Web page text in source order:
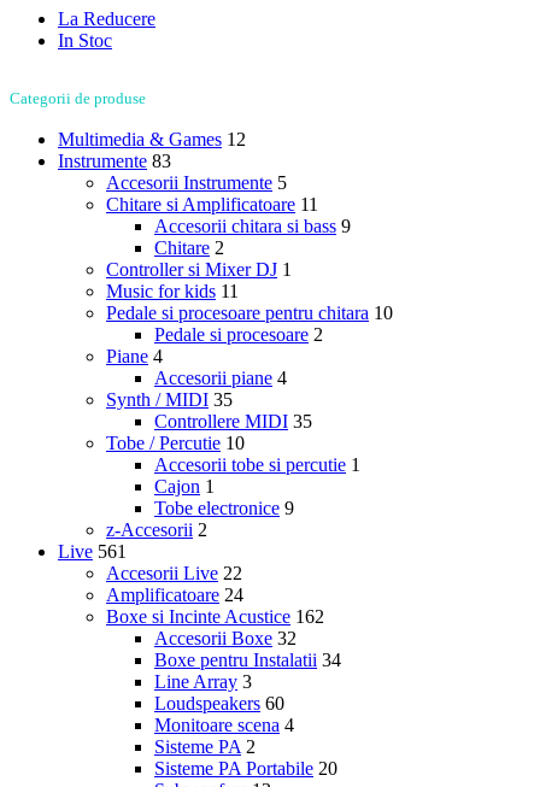
La Reducere
In Stoc
Categorii de produse
Multimedia & Games 12
Instrumente 83
Accesorii Instrumente 5
Chitare si Amplificatoare 11
Accesorii chitara si bass 9
Chitare 2
Controller si Mixer DJ 1
Music for kids 11
Pedale si procesoare pentru chitara 10
Pedale si procesoare 2
Piane 4
Accesorii piane 4
Synth / MIDI 35
Controllere MIDI 35
Tobe / Percutie 10
Accesorii tobe si percutie 1
Cajon 1
Tobe electronice 9
z-Accesorii 2
Live 561
Accesorii Live 22
Amplificatoare 24
Boxe si Incinte Acustice 162
Accesorii Boxe 32
Boxe pentru Instalatii 34
Line Array 3
Loudspeakers 60
Monitoare scena 4
Sisteme PA 2
Sisteme PA Portabile 20